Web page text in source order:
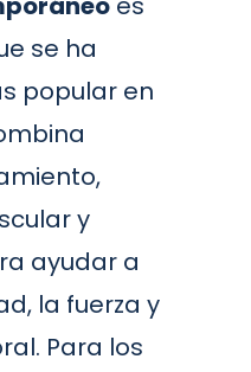
se ha
popular en
y
ayudar a
la fuerza y
Para los